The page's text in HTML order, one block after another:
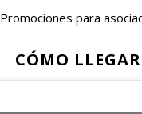
Promociones para
CÓMO LLEGAR